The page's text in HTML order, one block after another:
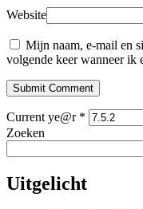
Website
Mijn naam, e-mail en
volgende keer wanneer ik
Submit Comment
Current ye@r *
Zoeken
Uitgelicht